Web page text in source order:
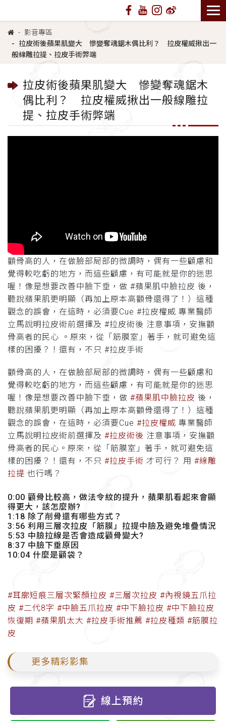
影音專區
拉皮術後蘋果肌變大 慘變奪魂鋸木偶比利？ 拉皮權威揪出一
般線雕拉提、拉皮手術弊端
拉皮術後蘋果肌變大 慘變奪魂鋸木
偶比利？ 拉皮權威揪出一般線雕拉
提、拉皮手術弊端
顴骨高的人，在做臉部局部的微調時，偶有一些顧慮和
覺得較吃虧的地方，而這些顧慮，有可能就是你的迷思
喔！像是想要改善中臉下垂，做 #蘋果肌中臉拉皮 後，
聽說蘋果肌更明顯（再加上原本高顴骨還得了！）這種
觀念的誤會，在這時，必須要Cue #拉皮權威 專業醫師
立馬說明拉皮術前選擇及 #拉皮術後 注意事項，安撫顴
骨高者的民心 。原來，從「筋膜室」著手，就可避免這
樣的困擾？！還有，不只 #拉皮手術
顴骨高的人，在做臉部局部的微調時，偶有一些顧慮和
覺得較吃虧的地方，而這些顧慮，有可能就是你的迷思
喔！像是想要改善中臉下垂，做 #蘋果肌中臉拉皮 後，
聽說蘋果肌更明顯（再加上原本高顴骨還得了！）這種
觀念的誤會，在這時，必須要Cue #拉皮權威 專業醫師
立馬說明拉皮術前選擇及 #拉皮術後 注意事項，安撫顴
骨高者的民心 。原來，從「筋膜室」著手，就可避免這
樣的困擾？！還有，不只 #拉皮手術 才可行？ 用 #線雕
拉提 也行嗎？
0:00 顴骨比較高，做法令紋的提升，蘋果肌看起來會顯
得更大，該怎麼辦?
1:18 除了削骨還有哪些方式？
3:56 利用三層次拉皮「筋膜」拉提中臉及避免堆疊情況
5:53 中臉拉線是否會造成顴骨變大?
8:37 中臉下垂原因
10:04 什麼是顴袋？
#耳廓短痕三層次緊顏拉皮 #三層次拉皮 #內視鏡五爪拉
皮 #二代8字 #中臉五爪拉皮 #中下臉拉皮 #中下臉拉皮
恢復期 #蘋果肌太大 #拉皮手術推薦 #拉皮種類 #筋膜拉
皮
更多精彩影集
線上預約